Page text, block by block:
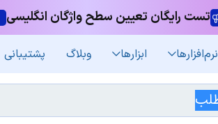
تست رایگان تعیین سطح واژگان انگلیسی
نرم‌افزار‌ها ابزارها وبلاگ پشتیبانی